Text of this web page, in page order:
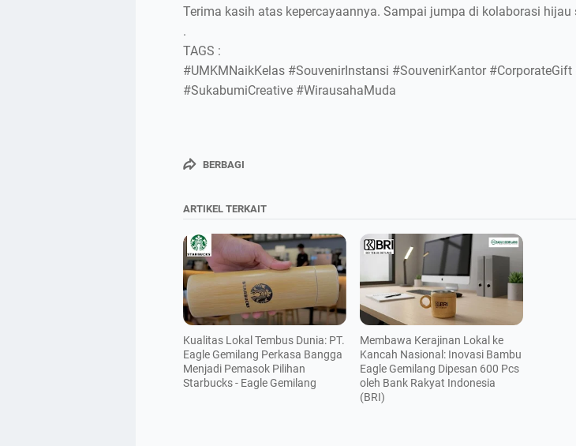
Terima kasih atas kepercayaannya. Sampai jumpa di kolaborasi hijau
.
TAGS :
#UMKMNaikKelas #SouvenirInstansi #SouvenirKantor
#SukabumiCreative #WirausahaMuda
BERBAGI
ARTIKEL TERKAIT
Kualitas Lokal Tembus Dunia: PT.
Eagle Gemilang Perkasa Bangga
Menjadi Pemasok Pilihan
Starbucks - Eagle Gemilang
Membawa Kerajinan Lokal ke
Kancah Nasional: Inovasi Bambu
Eagle Gemilang Dipesan 600 Pcs
oleh Bank Rakyat Indonesia
(BRI)